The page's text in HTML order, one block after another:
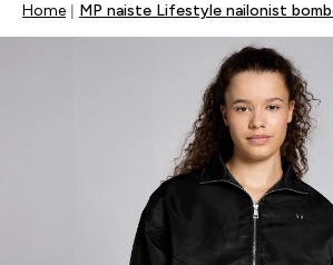
Home MP naiste Lifestyle nailonist